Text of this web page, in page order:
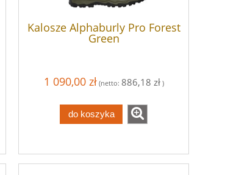
Kalosze Alphaburly Pro Forest
Green
1 090,00 zł (netto: 886,18 zł)
do koszyka